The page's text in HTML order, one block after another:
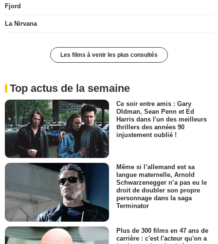
Fjord
La Nirvana
Les films à venir les plus consultés
Top actus de la semaine
Ce soir entre amis : Gary
Oldman, Sean Penn et Ed
Harris dans l'un des meilleurs
thrillers des années 90
injustement oublié !
Même si l’allemand est sa
langue maternelle, Arnold
Schwarzenegger n’a pas eu le
droit de doubler son propre
personnage dans la saga
Terminator
Plus de 300 films en 47 ans de
carrière : c'est l'acteur qu'on a